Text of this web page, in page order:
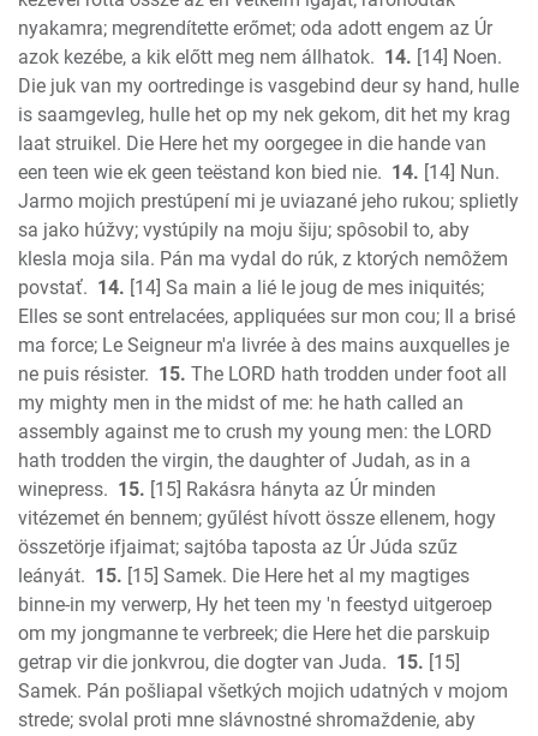
nyakamra; megrendítette erőmet; oda adott engem az Úr
azok kezébe, a kik előtt meg nem állhatok. 14. [14] Noen.
Die juk van my oortredinge is vasgebind deur sy hand, hulle
is saamgevleg, hulle het op my nek gekom, dit het my krag
laat struikel. Die Here het my oorgegee in die hande van
een teen wie ek geen teëstand kon bied nie. 14. [14] Nun.
Jarmo mojich prestúpení mi je uviazané jeho rukou; splietly
sa jako húžvy; vystúpily na moju šiju; spôsobil to, aby
klesla moja sila. Pán ma vydal do rúk, z ktorých nemôžem
povstať. 14. [14] Sa main a lié le joug de mes iniquités;
Elles se sont entrelacées, appliquées sur mon cou; Il a brisé
ma force; Le Seigneur m'a livrée à des mains auxquelles je
ne puis résister. 15. The LORD hath trodden under foot all
my mighty men in the midst of me: he hath called an
assembly against me to crush my young men: the LORD
hath trodden the virgin, the daughter of Judah, as in a
winepress. 15. [15] Rakásra hányta az Úr minden
vitézemet én bennem; gyűlést hívott össze ellenem, hogy
összetörje ifjaimat; sajtóba taposta az Úr Júda szűz
leányát. 15. [15] Samek. Die Here het al my magtiges
binne-in my verwerp, Hy het teen my 'n feestyd uitgeroep
om my jongmanne te verbreek; die Here het die parskuip
getrap vir die jonkvrou, die dogter van Juda. 15. [15]
Samek. Pán pošliapal všetkých mojich udatných v mojom
strede; svolal proti mne slávnostné shromaždenie, aby